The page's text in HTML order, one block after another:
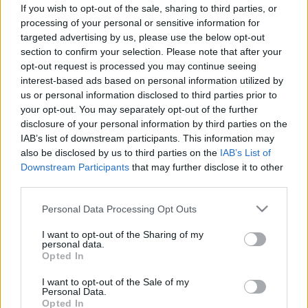
If you wish to opt-out of the sale, sharing to third parties, or
processing of your personal or sensitive information for
targeted advertising by us, please use the below opt-out
section to confirm your selection. Please note that after your
opt-out request is processed you may continue seeing
interest-based ads based on personal information utilized by
us or personal information disclosed to third parties prior to
your opt-out. You may separately opt-out of the further
disclosure of your personal information by third parties on the
IAB’s list of downstream participants. This information may
also be disclosed by us to third parties on the IAB’s List of
Downstream Participants that may further disclose it to other
Please note that this website/app uses one or more Google
not limited to your visit or usage behaviour. You may click to
grant or deny consent to Google and its third-party tags to
use your data for below specified purposes in below Google
consent section.
Personal Data Processing Opt Outs
I want to opt-out of the Sharing of my
personal data.
Opted In
I want to opt-out of the Sale of my
Personal Data.
Opted In